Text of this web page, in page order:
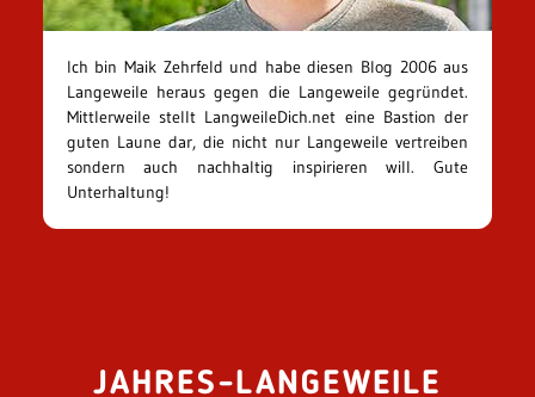
Ich bin Maik Zehrfeld und habe diesen Blog 2006 aus
Langeweile heraus gegen die Langeweile gegründet.
Mittlerweile stellt LangweileDich.net eine Bastion der
guten Laune dar, die nicht nur Langeweile vertreiben
sondern auch nachhaltig inspirieren will. Gute
Unterhaltung!
JAHRES-LANGEWEILE